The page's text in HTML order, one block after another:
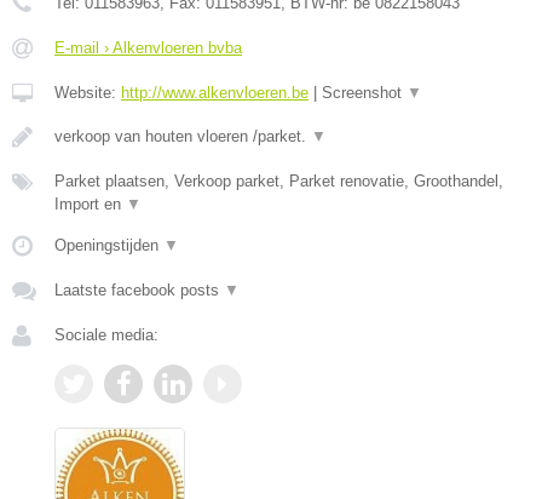
E-mail › Alkenvloeren bvba
Website: http://www.alkenvloeren.be Screenshot ▼
verkoop van houten vloeren /parket. ▼
Parket plaatsen, Verkoop parket, Parket renovatie, Groothandel,
Import en ▼
Openingstijden ▼
Laatste facebook posts ▼
Sociale media: